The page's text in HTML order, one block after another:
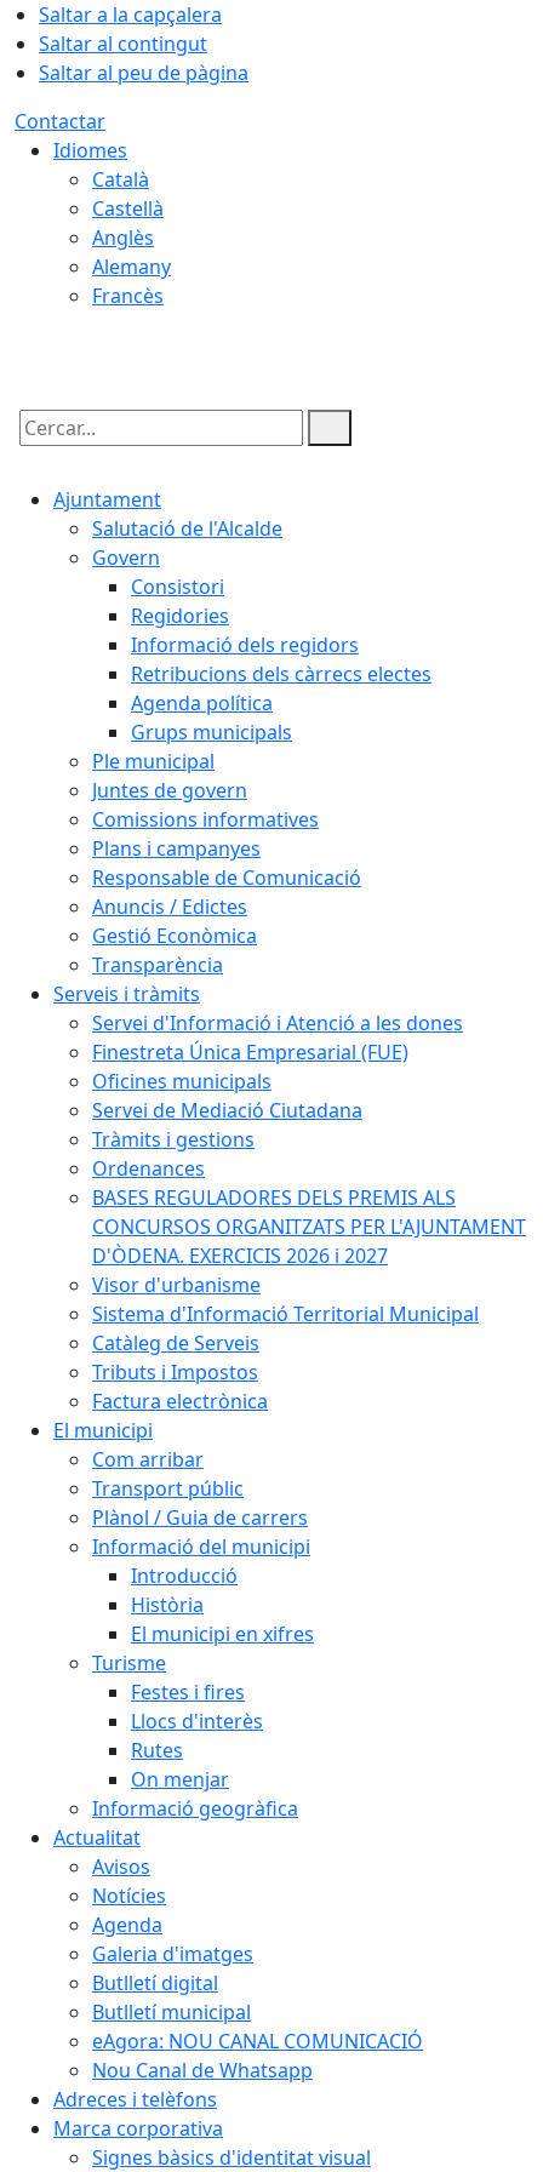
Saltar a la capçalera
Saltar al contingut
Saltar al peu de pàgina
Contactar
Idiomes
Català
Castellà
Anglès
Alemany
Francès
Cercar:
Ajuntament
Salutació de l'Alcalde
Govern
Consistori
Regidories
Informació dels regidors
Retribucions dels càrrecs electes
Agenda política
Grups municipals
Ple municipal
Juntes de govern
Comissions informatives
Plans i campanyes
Responsable de Comunicació
Anuncis / Edictes
Gestió Econòmica
Transparència
Serveis i tràmits
Servei d'Informació i Atenció a les dones
Finestreta Única Empresarial (FUE)
Oficines municipals
Servei de Mediació Ciutadana
Tràmits i gestions
Ordenances
BASES REGULADORES DELS PREMIS ALS
CONCURSOS ORGANITZATS PER L'AJUNTAMENT
D'ÒDENA. EXERCICIS 2026 i 2027
Visor d'urbanisme
Sistema d'Informació Territorial Municipal
Catàleg de Serveis
Tributs i Impostos
Factura electrònica
El municipi
Com arribar
Transport públic
Plànol / Guia de carrers
Informació del municipi
Introducció
Història
El municipi en xifres
Turisme
Festes i fires
Llocs d'interès
Rutes
On menjar
Informació geogràfica
Actualitat
Avisos
Notícies
Agenda
Galeria d'imatges
Butlletí digital
Butlletí municipal
eAgora: NOU CANAL COMUNICACIÓ
Nou Canal de Whatsapp
Adreces i telèfons
Marca corporativa
Signes bàsics d'identitat visual